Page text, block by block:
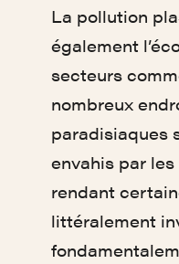
La pollution
également
secteurs
nombreux
paradisiaques
envahis par
rendant
littéralement